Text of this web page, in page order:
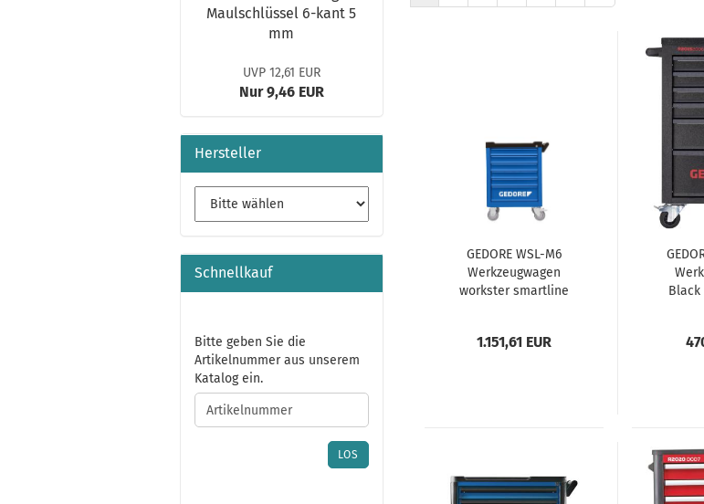
GEDORE WSL-M6
Werkzeugwagen
workster smartline
1.151,61 EUR
Black
Maulschlüssel 6-kant 5
mm
UVP 12,61 EUR
Nur 9,46 EUR
Hersteller
Schnellkauf
BITTE
GEBEN
SIE
DIE
ARTIKELNUMMER
AUS
Bitte geben Sie die
Artikelnummer aus unserem
Katalog ein.
LOS